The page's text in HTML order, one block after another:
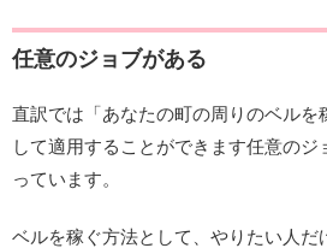
任意のジョブがある
直訳では「あなたの町の周りのベルを
して適用することができます任意の
っています。
ベルを稼ぐ方法として、やりたい人だ